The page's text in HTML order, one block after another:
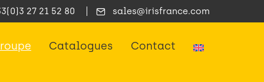
27 21 52 80 sales@irisfrance.com
Catalogues Contact